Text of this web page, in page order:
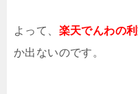
よって、 楽天でんわの
か出ないのです。